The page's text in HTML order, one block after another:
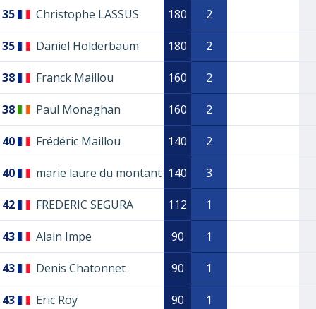
35 Christophe LASSUS 180 2
35 Daniel Holderbaum 180 2
38 Franck Maillou 160 2
38 Paul Monaghan 160 2
40 Frédéric Maillou 140 2
40 marie laure du montant 140 3
42 FREDERIC SEGURA 112 1
43 Alain Impe 90 1
43 Denis Chatonnet 90 1
43 Eric Roy 90 1